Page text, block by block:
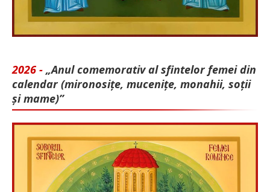
2026 - „Anul comemorativ al sfintelor femei din
calendar (mironosițe, mu­cenițe, monahii, soții
și mame)”